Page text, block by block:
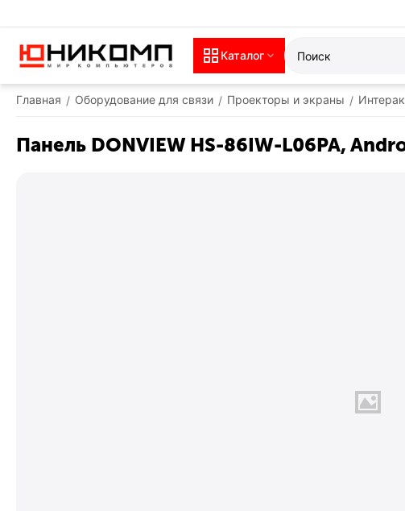
Каталог
Главная / Оборудование для связи / Проекторы и экраны /
Панель DONVIEW HS-86IW-L06PA,